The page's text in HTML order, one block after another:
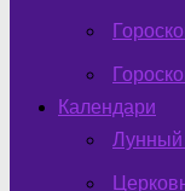
Календари
Лунный